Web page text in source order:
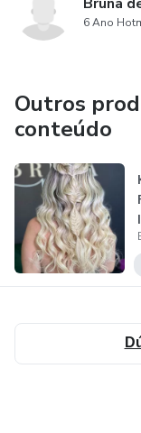
6 Ano
Outros
conteúdo